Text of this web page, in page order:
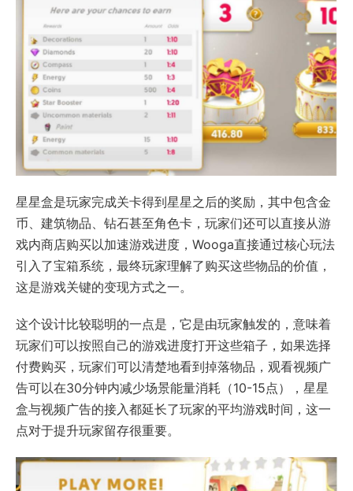
星星盒是玩家完成关卡得到星星之后的奖励，其中包含金
币、建筑物品、钻石甚至角色卡，玩家们还可以直接从游
戏内商店购买以加速游戏进度，Wooga直接通过核心玩法
引入了宝箱系统，最终玩家理解了购买这些物品的价值，
这是游戏关键的变现方式之一。
这个设计比较聪明的一点是，它是由玩家触发的，意味着
玩家们可以按照自己的游戏进度打开这些箱子，如果选择
付费购买，玩家们可以清楚地看到掉落物品，观看视频广
告可以在30分钟内减少场景能量消耗（10-15点），星星
盒与视频广告的接入都延长了玩家的平均游戏时间，这一
点对于提升玩家留存很重要。